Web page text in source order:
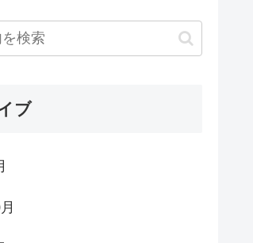
ブ